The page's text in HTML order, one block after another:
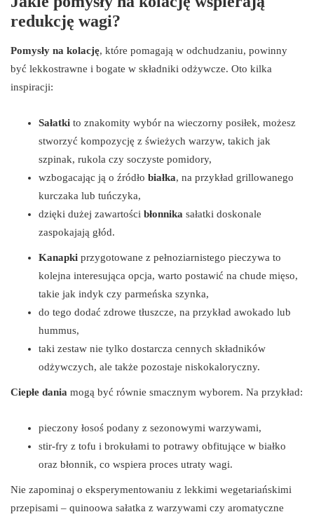
redukcję wagi?
Pomysły na kolację, które pomagają w odchudzaniu, powinny
być lekkostrawne i bogate w składniki odżywcze. Oto kilka
inspiracji:
Sałatki to znakomity wybór na wieczorny posiłek, możesz
stworzyć kompozycję z świeżych warzyw, takich jak
szpinak, rukola czy soczyste pomidory,
wzbogacając ją o źródło białka, na przykład grillowanego
kurczaka lub tuńczyka,
dzięki dużej zawartości błonnika sałatki doskonale
zaspokajają głód.
Kanapki przygotowane z pełnoziarnistego pieczywa to
kolejna interesująca opcja, warto postawić na chude mięso,
takie jak indyk czy parmeńska szynka,
do tego dodać zdrowe tłuszcze, na przykład awokado lub
hummus,
taki zestaw nie tylko dostarcza cennych składników
odżywczych, ale także pozostaje niskokaloryczny.
Ciepłe dania mogą być równie smacznym wyborem. Na przykład:
pieczony łosoś podany z sezonowymi warzywami,
stir-fry z tofu i brokułami to potrawy obfitujące w białko
oraz błonnik, co wspiera proces utraty wagi.
Nie zapominaj o eksperymentowaniu z lekkimi wegetariańskimi
przepisami – quinoowa sałatka z warzywami czy aromatyczne